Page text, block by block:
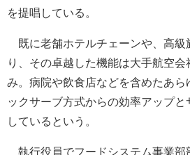
を提唱している。
既に老舗ホテルチェーンや、高級
り、その卓越した機能は大手航空
み。病院や飲食店などを含めたあら
ックサーブ方式からの効率アップ
しているという。
執行役員でフードシステム事業部